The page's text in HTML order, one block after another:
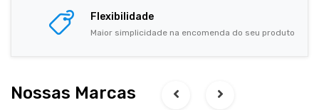
Flexibilidade
Maior simplicidade na encomenda do seu produto
Nossas Marcas